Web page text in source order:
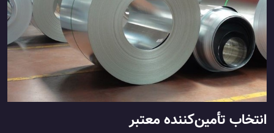
انتخاب تأمین‌کننده معتبر